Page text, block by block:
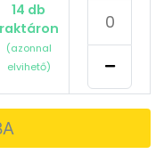
14 db
raktáron
(azonnal
elvihető)